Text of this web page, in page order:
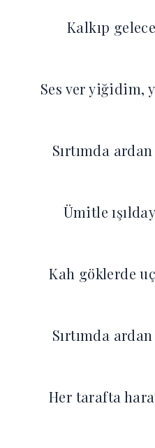
Kalkıp
Ses ver yiğidim,
Sırtımda
Ümitle
Kah göklerde
Sırtımda
Her tarafta